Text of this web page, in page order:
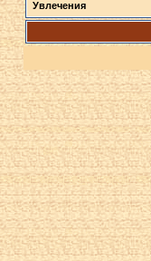
Увлечения